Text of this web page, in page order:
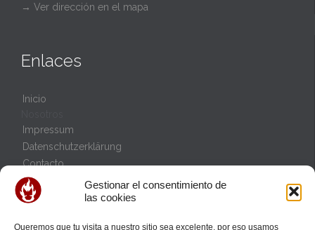
Gestionar el consentimiento de
las cookies
Queremos que tu visita a nuestro sitio sea excelente, por eso usamos
→ Ver dirección en el mapa
Enlaces
Inicio
Impressum
Datenschutzerklärung
Contacto
Política de cookies (UE)